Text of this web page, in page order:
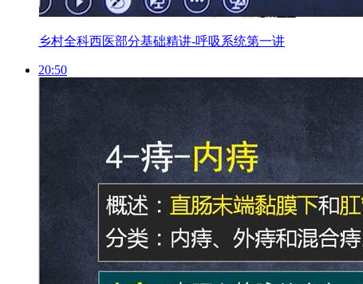
乡村全科西医部分基础精讲-呼吸系统第一讲
20:50